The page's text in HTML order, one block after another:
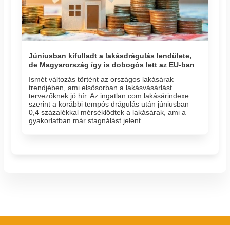
Júniusban kifulladt a lakásdrágulás lendülete,
de Magyarország így is dobogós lett az EU-ban
Ismét változás történt az országos lakásárak
trendjében, ami elsősorban a lakásvásárlást
tervezőknek jó hír. Az ingatlan.com lakásárindexe
szerint a korábbi tempós drágulás után júniusban
0,4 százalékkal mérséklődtek a lakásárak, ami a
gyakorlatban már stagnálást jelent.